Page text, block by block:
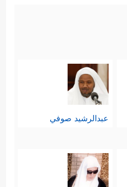
عبدالرشيد صوفي